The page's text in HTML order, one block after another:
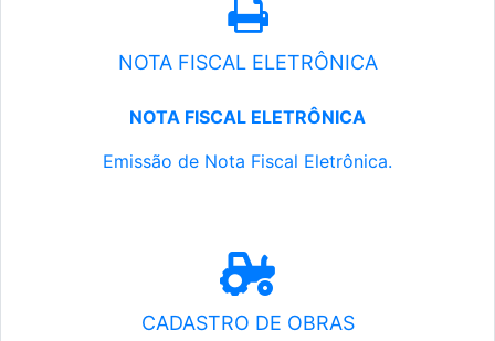
NOTA FISCAL ELETRÔNICA
NOTA FISCAL ELETRÔNICA
Emissão de Nota Fiscal Eletrônica.
CADASTRO DE OBRAS